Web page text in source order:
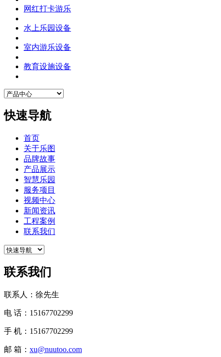
网红打卡游乐
水上乐园设备
室内游乐设备
教育设施设备
快速导航
首页
关于乐图
品牌故事
产品展示
智慧乐园
服务项目
视频中心
新闻资讯
工程案例
联系我们
联系我们
联系人：徐先生
电 话：15167702299
手 机：15167702299
邮 箱： xu@nuutoo.com